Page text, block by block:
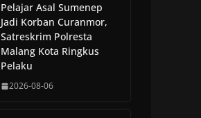
Pelajar Asal Sumenep
Jadi Korban Curanmor,
Satreskrim Polresta
Malang Kota Ringkus
Pelaku
2026-08-06